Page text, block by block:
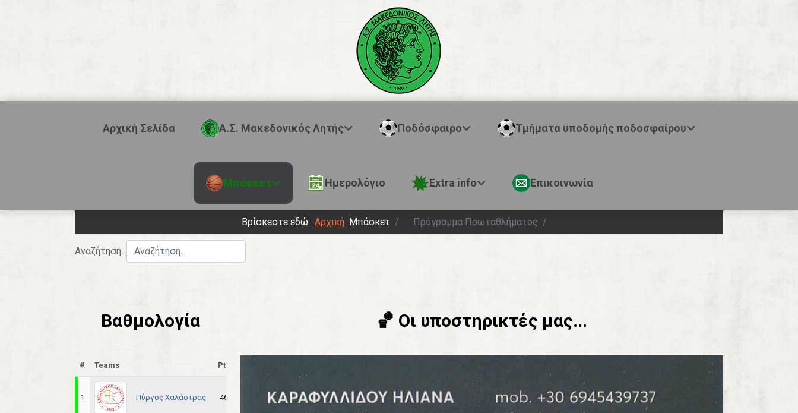
Αρχική Σελίδα Α.Σ. Μακεδονικός Λητής Ποδόσφαιρο Τμήματα υποδομής ποδοσφαίρου
Μπάσκετ Ημερολόγιο Extra info Επικοινωνία
Βρίσκεστε εδώ: Αρχική Μπάσκετ Πρόγραμμα Πρωταθλήματος
Αναζήτηση...
Βαθμολογία
# Teams Pts
1 Πύργος Χαλάστρας 46
🏀 Οι υποστηρικτές μας...